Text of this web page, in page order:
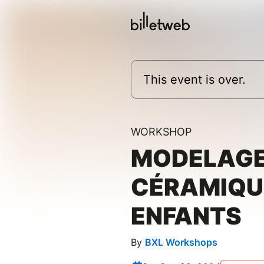
This event is over.
WORKSHOP
ENFANTS
By BXL Workshops